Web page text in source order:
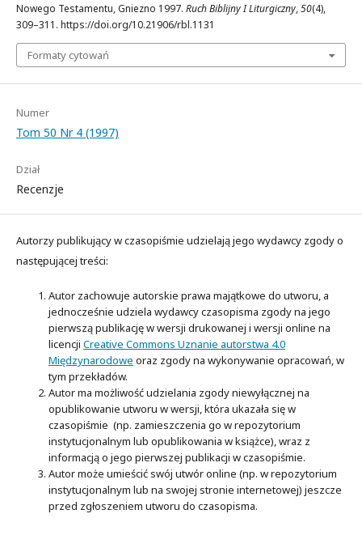
Nowego Testamentu, Gniezno 1997. Ruch Biblijny I Liturgiczny,50(4),
309–311. https://doi.org/10.21906/rbl.1131
Formaty cytowań
Numer
Tom 50 Nr 4 (1997)
Dział
Recenzje
Autorzy publikujący w czasopiśmie udzielają jego wydawcy zgody o
następującej treści:
Autor zachowuje autorskie prawa majątkowe do utworu, a
jednocześnie udziela wydawcy czasopisma zgody na jego
pierwszą publikację w wersji drukowanej i wersji online na
licencji Creative Commons Uznanie autorstwa 4.0
Międzynarodowe oraz zgody na wykonywanie opracowań, w
tym przekładów.
Autor ma możliwość udzielania zgody niewyłącznej na
opublikowanie utworu w wersji, która ukazała się w
czasopiśmie (np. zamieszczenia go w repozytorium
instytucjonalnym lub opublikowania w książce), wraz z
informacją o jego pierwszej publikacji w czasopiśmie.
Autor może umieścić swój utwór online (np. w repozytorium
instytucjonalnym lub na swojej stronie internetowej) jeszcze
przed zgłoszeniem utworu do czasopisma.